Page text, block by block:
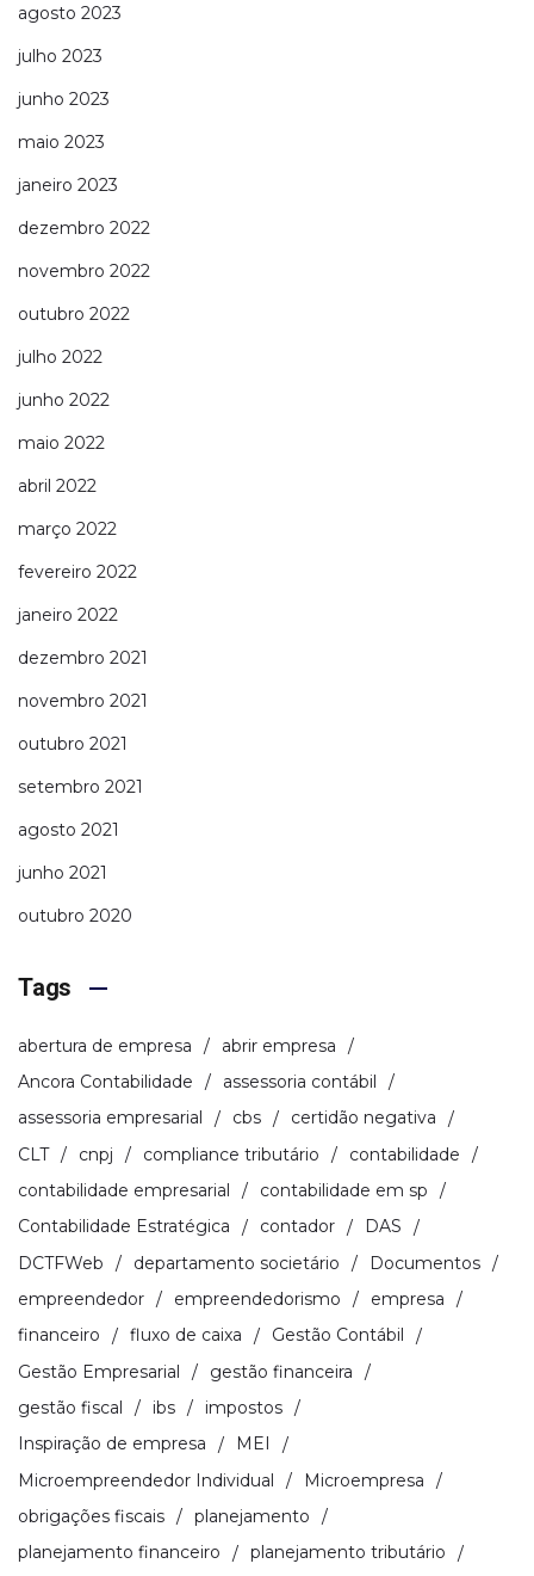
agosto 2023
julho 2023
junho 2023
maio 2023
janeiro 2023
dezembro 2022
novembro 2022
outubro 2022
julho 2022
junho 2022
maio 2022
abril 2022
março 2022
fevereiro 2022
janeiro 2022
dezembro 2021
novembro 2021
outubro 2021
setembro 2021
agosto 2021
junho 2021
outubro 2020
Tags
abertura de empresa
abrir empresa
Ancora Contabilidade
assessoria contábil
assessoria empresarial
cbs
certidão negativa
CLT
cnpj compliance tributário
contabilidade
contabilidade empresarial
contabilidade em sp
Contabilidade Estratégica
contador
DAS
DCTFWeb
departamento societário
Documentos
empreendedor
empreendedorismo
empresa
financeiro
fluxo de caixa
Gestão Contábil
Gestão Empresarial
gestão financeira
gestão fiscal
ibs
impostos
Inspiração de empresa
MEI
Microempreendedor Individual
Microempresa
obrigações fiscais
planejamento
planejamento financeiro
planejamento tributário